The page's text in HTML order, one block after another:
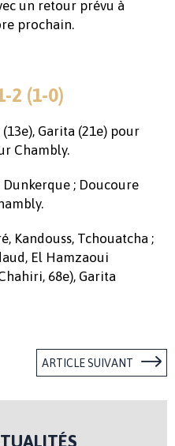
un retour prévu à
prochain.
2 (1-0)
Garita (21e) pour
Chambly.
; Doucoure
Kandouss, Tchouatcha ;
El Hamzaoui
68e), Garita
ARTICLE SUIVANT